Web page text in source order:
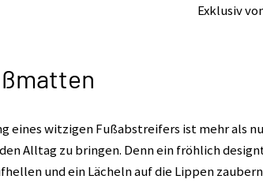
Exklusiv
eines witzigen Fußabstreifers ist mehr als
Alltag zu bringen. Denn ein fröhlich
und ein Lächeln auf die Lippen